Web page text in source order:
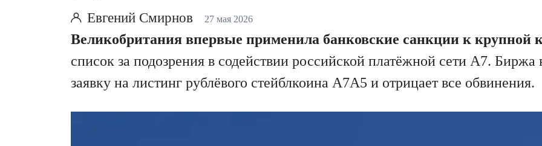
Евгений Смирнов 27 мая 2026
Великобритания впервые применила банковские санкции к крупной
список за подозрения в содействии российской платёжной сети A7. Биржа
заявку на листинг рублёвого стейблкоина A7A5 и отрицает все обвинения.